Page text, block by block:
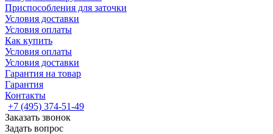
Приспособления для заточки
Условия доставки
Условия оплаты
Как купить
Условия оплаты
Условия доставки
Гарантия на товар
Гарантия
Контакты
+7 (495) 374-51-49
Заказать звонок
Задать вопрос